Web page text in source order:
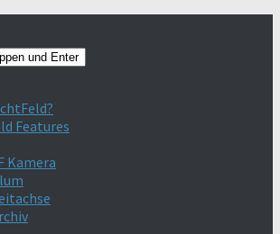
Features
Kamera
Find out more. Okay, thanks